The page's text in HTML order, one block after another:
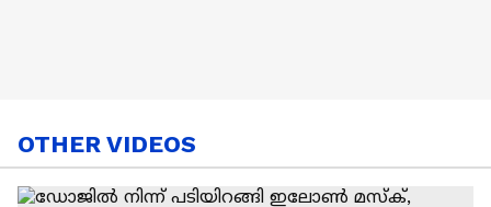
OTHER VIDEOS